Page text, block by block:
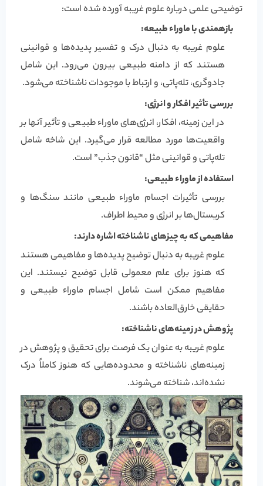
توضیحی علمی درباره علوم غریبه آورده شده است:
بازهمندی با ماوراء طبیعه:
علوم غریبه به دنبال درک و تفسیر پدیده‌ها و قوانینی
هستند که از دامنه طبیعی بیرون می‌رود. این شامل
جادوگری، تله‌پاتی، و ارتباط با موجودات ناشناخته می‌شود.
بررسی تأثیر افکار و انرژی:
در این زمینه، افکار، انرژی‌های ماوراء طبیعی و تأثیر آنها بر
واقعیت‌ها مورد مطالعه قرار می‌گیرد. این شاخه شامل
تله‌پاتی و قوانینی مثل “قانون جذب” است.
استفاده از ماوراء طبیعی:
بررسی تأثیرات اجسام ماوراء طبیعی مانند سنگ‌ها و
کریستال‌ها بر انرژی و محیط اطراف.
مفاهیمی که به چیزهای ناشناخته اشاره دارند:
علوم غریبه به دنبال توضیح پدیده‌ها و مفاهیمی هستند
که هنوز برای علم معمولی قابل توضیح نیستند. این
مفاهیم ممکن است شامل اجسام ماوراء طبیعی و
حقایقی خارق‌العاده باشند.
پژوهش در زمینه‌های ناشناخته:
علوم غریبه به عنوان یک فرصت برای تحقیق و پژوهش در
زمینه‌های ناشناخته و محدوده‌هایی که هنوز کاملاً درک
نشده‌اند، شناخته می‌شوند.